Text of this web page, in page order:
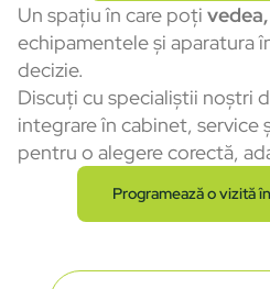
Un spațiu în care poți
echipamentele și aparatura
decizie.
Discuți cu specialiștii noștri
integrare în cabinet, service
pentru o alegere corectă,
Programează o vizită